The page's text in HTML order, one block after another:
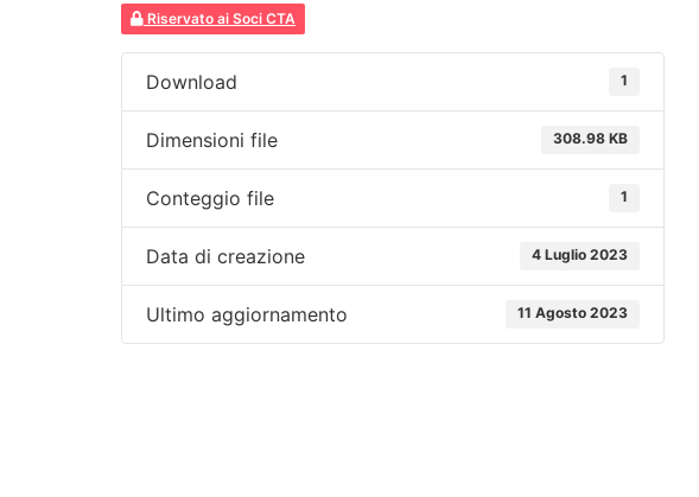
Riservato ai Soci CTA
Download 1
Dimensioni file 308.98 KB
Conteggio file 1
Data di creazione 4 Luglio 2023
Ultimo aggiornamento 11 Agosto 2023